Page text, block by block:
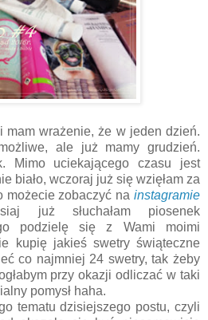
mam wrażenie, że w jeden dzień.
ale już mamy grudzień.
Mimo uciekającego czasu jest
biało, wczoraj już się wzięłam za
możecie zobaczyć na instagramie
już słuchałam piosenek
podzielę się z Wami moimi
kupię jakieś swetry świąteczne
co najmniej 24 swetry, tak żeby
przy okazji odliczać w taki
pomysł haha.
tematu dzisiejszego postu, czyli